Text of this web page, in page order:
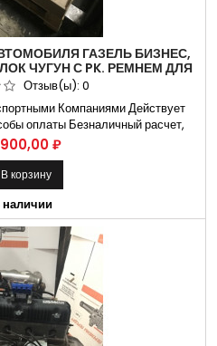
ГАЗЕЛЬ БИЗНЕС,
ЧУГУН С PK. РЕМНЕМ ДЛЯ
ГАЗ ОРИГИНАЛ
Отзыв(ы): 0
Компаниями Действует
оплаты Безналичный расчет,
и отправка в надежной
Заводом изготовителем Двигатель
4216.1000402-70 на Газель (2
автомобиля 2705, 27057,
₽
В корзину